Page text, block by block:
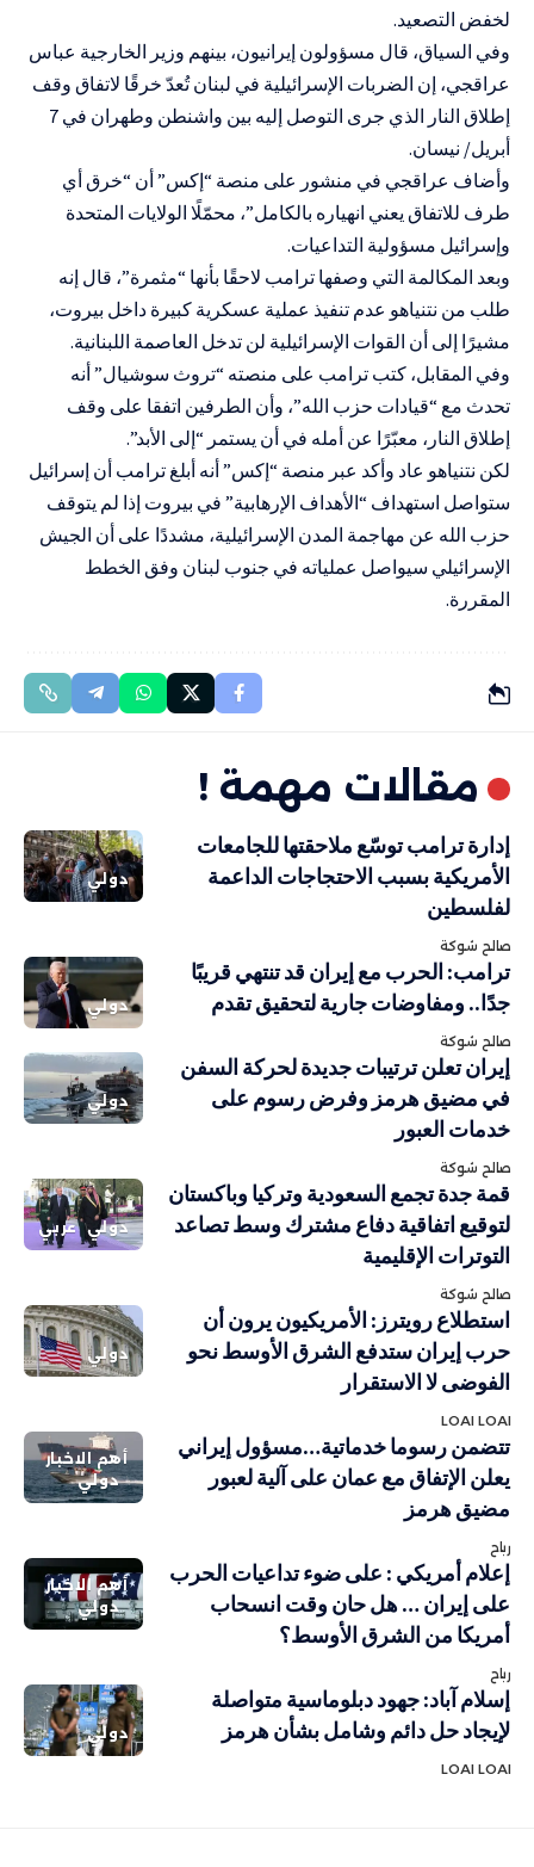
لخفض التصعيد.
وفي السياق، قال مسؤولون إيرانيون، بينهم وزير الخارجية عباس
عراقجي، إن الضربات الإسرائيلية في لبنان تُعدّ خرقًا لاتفاق وقف
إطلاق النار
الذي جرى التوصل إليه بين واشنطن وطهران في 7
أبريل/ نيسان.
وأضاف عراقجي في منشور على منصة “إكس” أن “خرق أي
طرف للاتفاق يعني انهياره بالكامل”، محمّلًا الولايات المتحدة
وإسرائيل مسؤولية التداعيات.
وبعد المكالمة التي وصفها ترامب لاحقًا بأنها “مثمرة”، قال إنه
طلب من نتنياهو عدم تنفيذ عملية عسكرية كبيرة داخل بيروت،
مشيرًا إلى أن القوات الإسرائيلية لن تدخل العاصمة اللبنانية.
وفي المقابل، كتب ترامب على منصته “تروث سوشيال” أنه
تحدث مع “قيادات حزب الله”، وأن الطرفين اتفقا على وقف
إطلاق النار، معبّرًا عن أمله في أن يستمر “إلى الأبد”.
لكن نتنياهو عاد وأكد عبر منصة “إكس” أنه أبلغ ترامب أن إسرائيل
ستواصل استهداف “الأهداف الإرهابية” في بيروت إذا لم يتوقف
حزب الله عن مهاجمة المدن الإسرائيلية، مشددًا على أن الجيش
الإسرائيلي سيواصل عملياته في جنوب لبنان وفق الخطط
المقررة.
مقالات مهمة !
دولي
إدارة ترامب توسّع ملاحقتها للجامعات
الأمريكية بسبب الاحتجاجات الداعمة
لفلسطين
صالح شوكة
دولي
ترامب: الحرب مع إيران قد تنتهي قريبًا
جدًا.. ومفاوضات جارية لتحقيق تقدم
صالح شوكة
دولي
إيران تعلن ترتيبات جديدة لحركة السفن
في مضيق هرمز وفرض رسوم على
خدمات العبور
صالح شوكة
دولي عربي
قمة جدة تجمع السعودية وتركيا وباكستان
لتوقيع اتفاقية دفاع مشترك وسط تصاعد
التوترات الإقليمية
صالح شوكة
دولي
استطلاع رويترز: الأمريكيون يرون أن
حرب إيران ستدفع الشرق الأوسط نحو
الفوضى لا الاستقرار
LOAI LOAI
أهم الاخبار
دولي
تتضمن رسوما خدماتية…مسؤول إيراني
يعلن الإتفاق مع عمان على آلية لعبور
مضيق هرمز
رباح
أهم الاخبار
دولي
إعلام أمريكي : على ضوء تداعيات الحرب
على إيران … هل حان وقت انسحاب
أمريكا من الشرق الأوسط؟
رباح
دولي
إسلام آباد: جهود دبلوماسية متواصلة
لإيجاد حل دائم وشامل بشأن هرمز
LOAI LOAI